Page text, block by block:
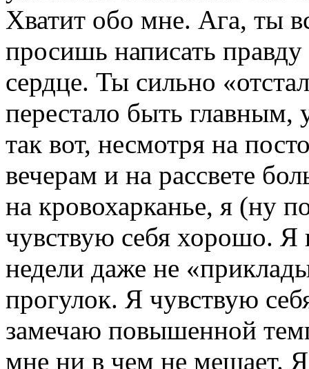
Хватит обо мне. Ага, ты
просишь написать
сердце. Ты сильно
перестало быть главным,
так вот, несмотря на
вечерам и на рассвете
на кровохарканье, я (ну
чувствую себя хорошо. Я
недели даже не
прогулок. Я чувствую
замечаю повышенной
мне ни в чем не мешает.